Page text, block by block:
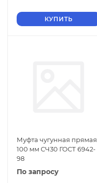
КУПИТЬ
Муфта чугунная прямая
100 мм СЧ30 ГОСТ 6942-
98
По запросу